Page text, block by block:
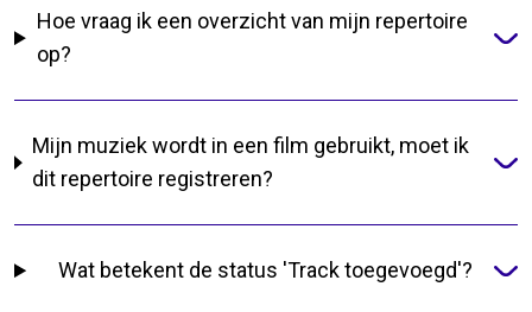
Hoe vraag ik een overzicht van mijn repertoire
op?
Mijn muziek wordt in een film gebruikt, moet ik
dit repertoire registreren?
Wat betekent de status 'Track toegevoegd'?